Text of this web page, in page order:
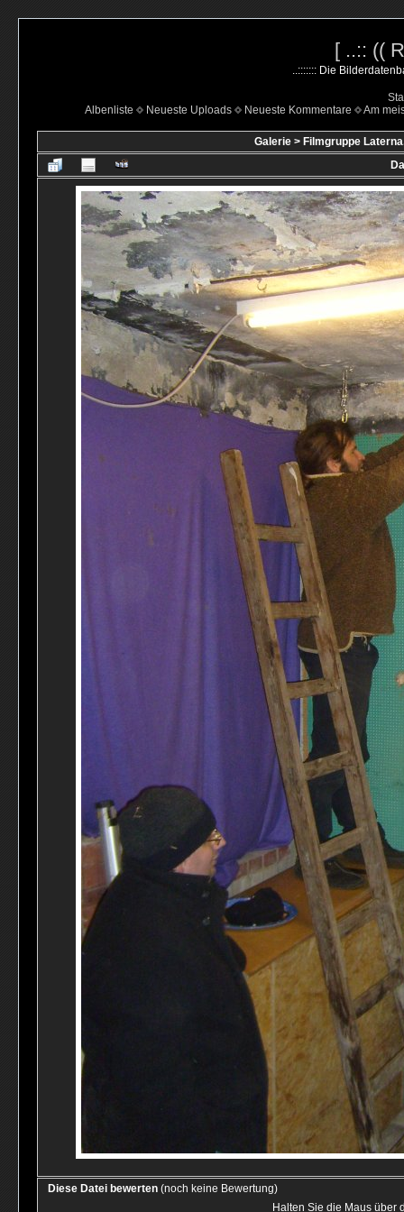
[ ..:: ((
..::::::: Die
Albenliste
Neueste Uploads Neueste Kommentare Am
Galerie> Filmgruppe
Diese Datei bewerten (noch keine Bewertung)
Halten Sie die Maus über